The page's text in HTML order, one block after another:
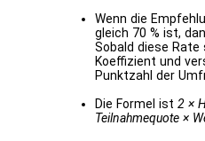
Wenn die
gleich 70 % ist,
Sobald diese
Koeffizient und
Punktzahl der
Die Formel ist2 ×
Teilnahmequote ×